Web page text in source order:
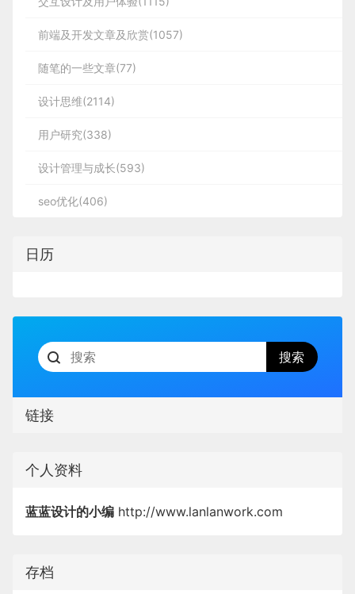
前端及开发文章及欣赏(1057)
随笔的一些文章(77)
设计思维(2114)
用户研究(338)
设计管理与成长(593)
seo优化(406)
日历
链接
个人资料
蓝蓝设计的小编 http://www.lanlanwork.com
存档